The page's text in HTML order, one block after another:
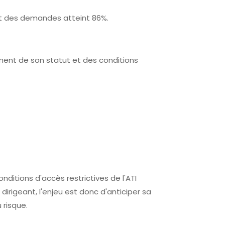
des demandes atteint 86%.
de son statut et des conditions
d'accès restrictives de l'ATI
l'enjeu est donc d'anticiper sa